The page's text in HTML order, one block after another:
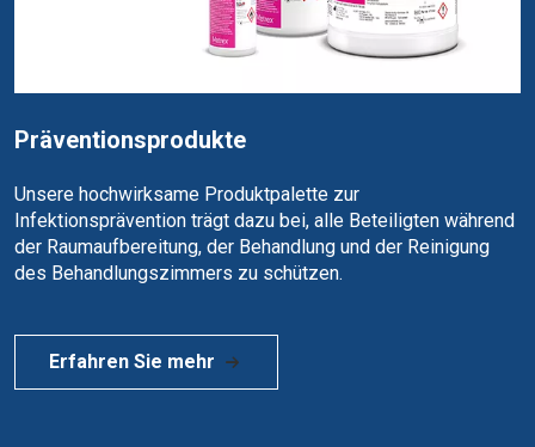
Präventionsprodukte
Unsere hochwirksame Produktpalette zur
Infektionsprävention trägt dazu bei, alle Beteiligten während
der Raumaufbereitung, der Behandlung und der Reinigung
des Behandlungszimmers zu schützen.
Erfahren Sie mehr